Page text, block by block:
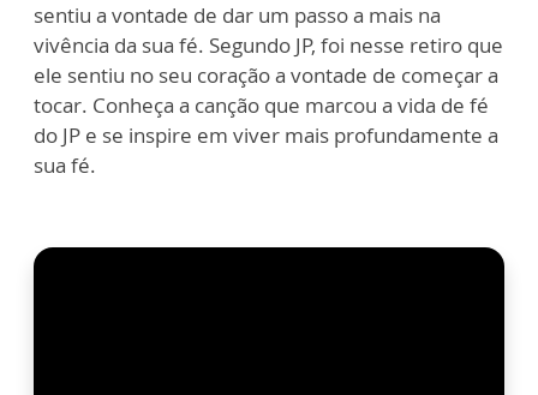
sentiu a vontade de dar um passo a mais na
vivência da sua fé. Segundo JP, foi nesse retiro que
ele sentiu no seu coração a vontade de começar a
tocar. Conheça a canção que marcou a vida de fé
do JP e se inspire em viver mais profundamente a
sua fé.